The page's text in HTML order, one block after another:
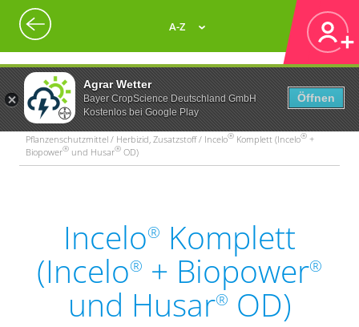
Agrar Wetter
Bayer CropScience Deutschland GmbH
Kostenlos bei Google Play
Öffnen
A-Z
Pflanzenschutzmittel / Herbizid, Zusatzstoff / Incelo® Komplett (Incelo® +
Biopower® und Husar® OD)
Incelo® Komplett
(Incelo® + Biopower®
und Husar® OD)